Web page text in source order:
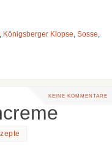
Königsberger Klopse Sosse
KEINE KOMMENTARE